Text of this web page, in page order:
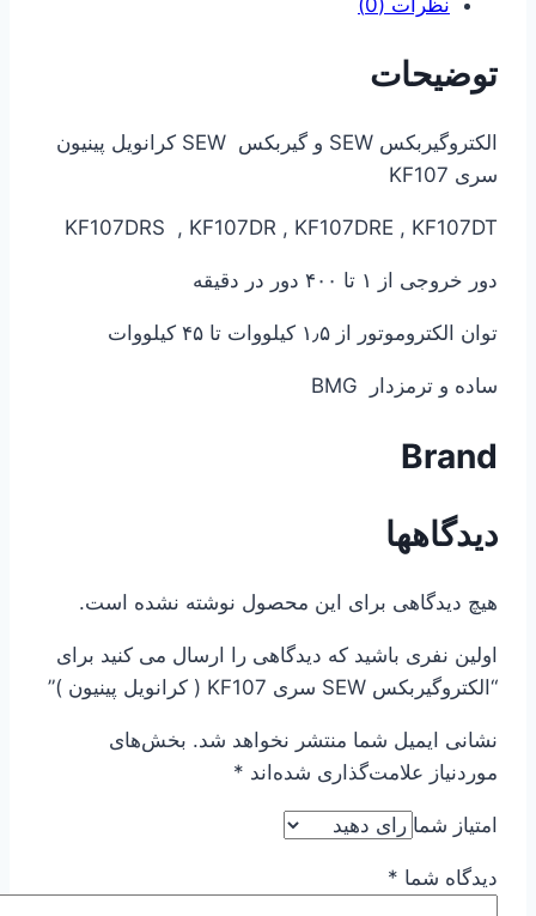
توضیحات
الکتروگیربکس SEW و گیربکس SEW کرانویل پینیون
سری KF107
KF107DRS , KF107DR , KF107DRE , KF107DT
دور خروجی از ۱ تا ۴۰۰ دور در دقیقه
توان الکتروموتور از ۱٫۵ کیلووات تا ۴۵ کیلووات
ساده و ترمزدار BMG
Brand
دیدگاهها
هیچ دیدگاهی برای این محصول نوشته نشده است.
اولین نفری باشید که دیدگاهی را ارسال می کنید برای
“الکتروگیربکس SEW سری KF107 ( کرانویل پینیون )”
نشانی ایمیل شما منتشر نخواهد شد. بخش‌های
موردنیاز علامت‌گذاری شده‌اند *
امتیاز شما
دیدگاه شما *